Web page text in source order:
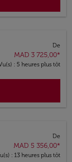
De
MAD 3 725,00*
: 5 heures plus tôt
De
MAD 5 356,00*
: 13 heures plus tôt